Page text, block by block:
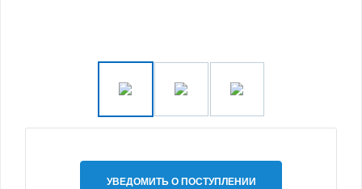
УВЕДОМИТЬ О ПОСТУПЛЕНИИ